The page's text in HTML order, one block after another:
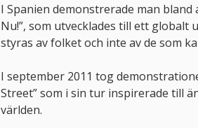
I Spanien demonstrerade man
Nu!”, som utvecklades till ett
styras av folket och inte av de som
I september 2011 tog
Street” som i sin tur inspirerade till
världen.